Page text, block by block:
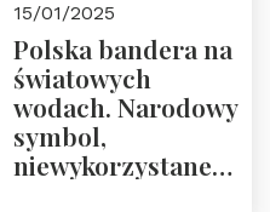
Prowadzi prof.
Zbigniew
Stawrowski
15/01/2025
Polska bandera na
światowych
wodach. Narodowy
symbol,
niewykorzystane